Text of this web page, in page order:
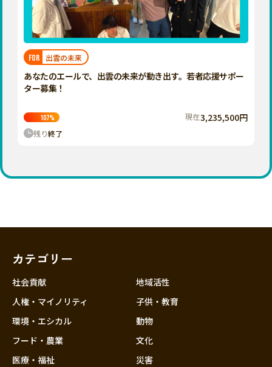
近畿
滋賀
奈良
広島
FOR 出雲の未来
あなたのエールで、出雲の未来が動き出す。若者応援サポー
ター募集！
107% 現在3,235,500円
残り終了
カテゴリー
社会貢献
人権・マイノリティ
環境・エシカル
フード・農業
医療・福祉
地域活性
子供・教育
動物
文化
災害